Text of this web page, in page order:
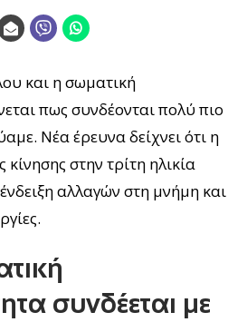
και η σωματική
πως συνδέονται πολύ πιο
Νέα έρευνα δείχνει ότι η
στην τρίτη ηλικία
αλλαγών στη μνήμη και
συνδέεται με